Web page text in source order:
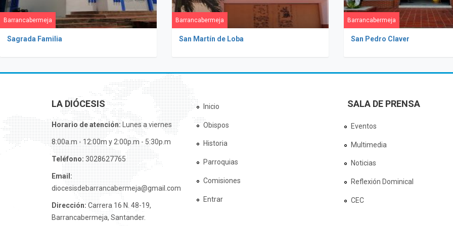
Barrancabermeja
Sagrada Familia
Barrancabermeja
San Martín de Loba
Barrancabermeja
San Pedro Claver
LA DIÓCESIS
Horario de atención:Lunes a viernes
8:00a.m - 12:00m y 2:00p.m - 5:30p.m
Teléfono:3028627765
Email:
diocesisdebarrancabermeja@gmail.com
Dirección:Carrera 16 N. 48-19,
Barrancabermeja, Santander.
Inicio
Obispos
Historia
Parroquias
Comisiones
Entrar
SALA DE PRENSA
Eventos
Multimedia
Noticias
Reflexión Dominical
CEC